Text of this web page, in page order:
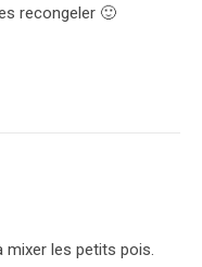
recongeler 🙂
mixer les petits pois.